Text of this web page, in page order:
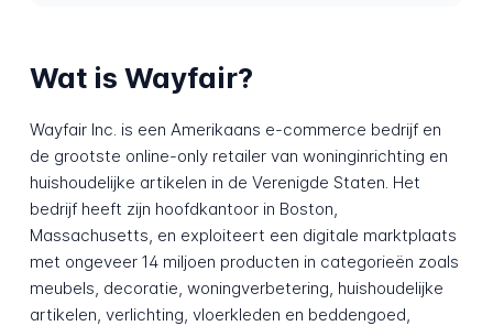
Wat is Wayfair?
Wayfair Inc. is een Amerikaans e-commerce bedrijf en
de grootste online-only retailer van woninginrichting en
huishoudelijke artikelen in de Verenigde Staten. Het
bedrijf heeft zijn hoofdkantoor in Boston,
Massachusetts, en exploiteert een digitale marktplaats
met ongeveer 14 miljoen producten in categorieën zoals
meubels, decoratie, woningverbetering, huishoudelijke
artikelen, verlichting, vloerkleden en beddengoed,